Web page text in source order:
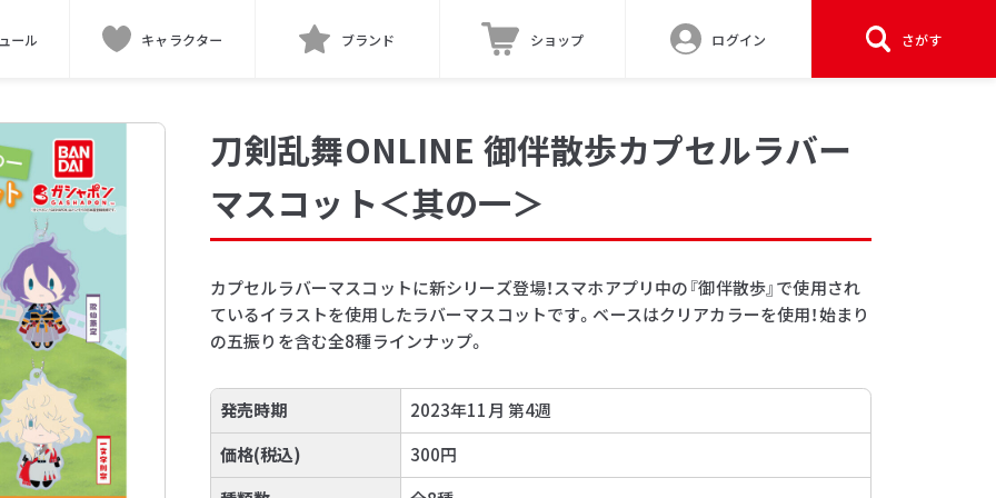
ール キャラクター ブランド ショップ ログイン さがす
刀剣乱舞ONLINE 御伴散歩カプセルラバー
マスコット＜其の一＞
カプセルラバーマスコットに新シリーズ登場！スマホアプリ中の『御伴散歩』で使用され
ているイラストを使用したラバーマスコットです。ベースはクリアカラーを使用！始まり
の五振りを含む全8種ラインナップ。
発売時期
2023年11月 第4週
価格(税込)
300円